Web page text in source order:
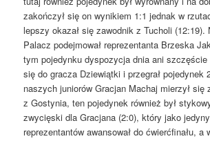
zakończył się on wynikiem 1:1 jednak w
lepszy okazał się zawodnik z Tucholi (12:19).
Palacz podejmował reprezentanta Brzeska
tym pojedynku dyspozycja dnia ani szczęście
się do gracza Dziewiątki i przegrał pojedynek
naszych juniorów Gracjan Machaj mierzył się
z Gostynia, ten pojedynek również był
zwycięski dla Gracjana (2:0), który jako
reprezentantów awansował do ćwierćfinału, a